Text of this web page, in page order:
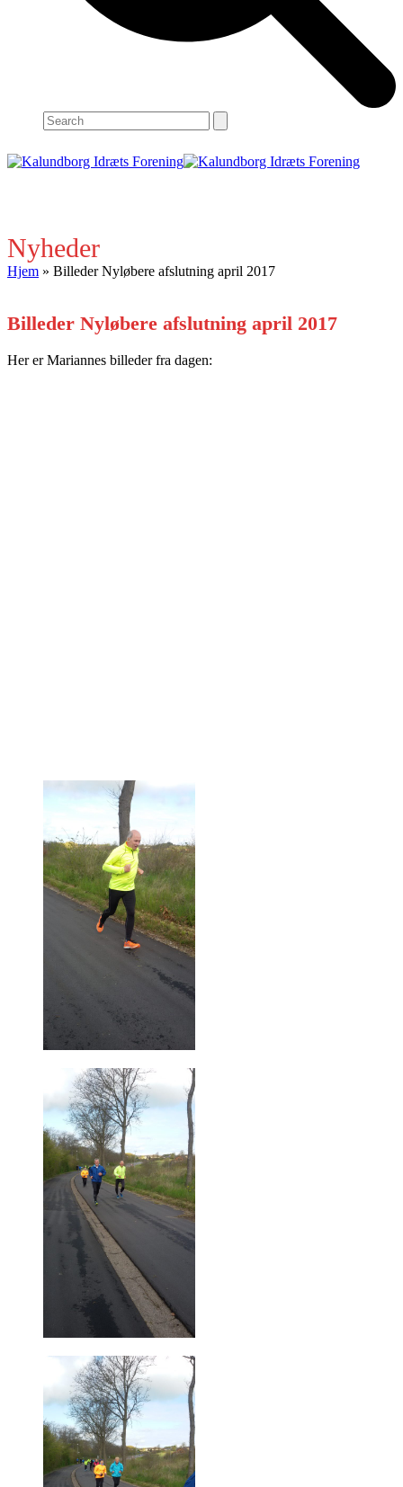
Search
Nyheder
Hjem » Billeder Nyløbere afslutning april 2017
Billeder Nyløbere afslutning april 2017
Her er Mariannes billeder fra dagen: